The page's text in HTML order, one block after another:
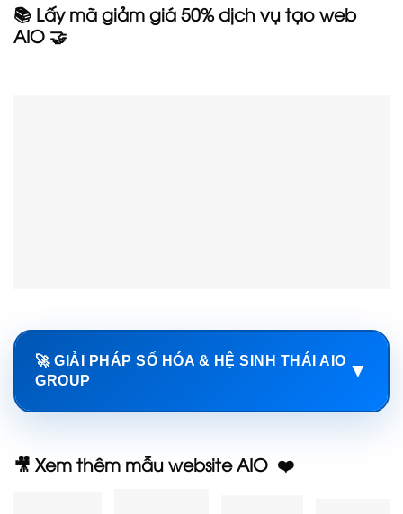
📚 Lấy mã giảm giá 50% dịch vụ tạo web
AIO 🤝
🚀 GIẢI PHÁP SỐ HÓA & HỆ SINH THÁI AIO
GROUP
▼
🎥 Xem thêm mẫu website AIO ❤️